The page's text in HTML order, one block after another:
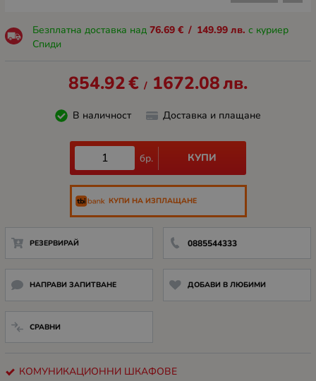
Безплатна доставка над 76.69 € / 149.99 лв. с куриер
Спиди
854.92€ / 1672.08лв.
В наличност Доставка и плащане
бр. КУПИ
КУПИ НА ИЗПЛАЩАНЕ
РЕЗЕРВИРАЙ 0885544333
НАПРАВИ ЗАПИТВАНЕ ДОБАВИ В ЛЮБИМИ
СРАВНИ
КОМУНИКАЦИОННИ ШКАФОВЕ